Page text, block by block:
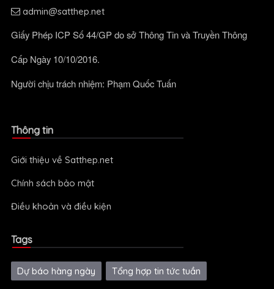
admin@satthep.net
Giấy Phép ICP Số 44/GP do sở Thông Tin và Truyền Thông
Cấp Ngày 10/10/2016.
Người chịu trách nhiệm: Phạm Quốc Tuấn
Thông tin
Giới thiệu về Satthep.net
Chính sách bảo mật
Điều khoản và điều kiện
Tags
Dự báo hàng ngày Tổng hợp tin tức tuần